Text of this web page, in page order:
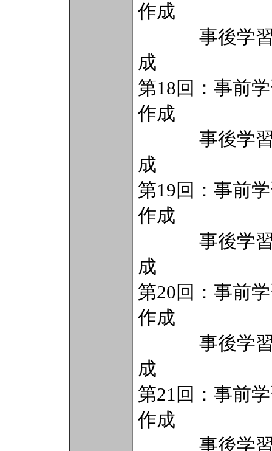
作成
事後学習（
成
第18回：事前
作成
事後学習（
成
第19回：事前
作成
事後学習（
成
第20回：事前
作成
事後学習（
成
第21回：事前
作成
事後学習（